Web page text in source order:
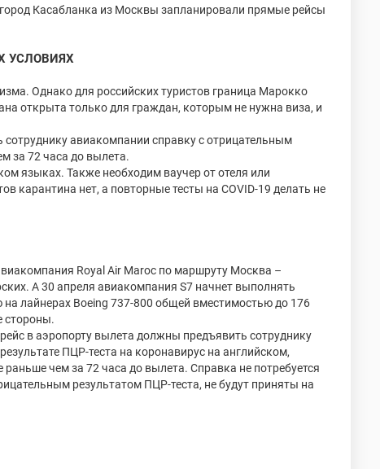
Касабланка из Москвы запланировали прямые рейсы
УСЛОВИЯХ
Однако для российских туристов граница Марокко
открыта только для граждан, которым не нужна виза, и
авиакомпании справку с отрицательным
за 72 часа до вылета.
языках. Также необходим ваучер от отеля или
карантина нет, а повторные тесты на COVID-19 делать не
Royal Air Maroc по маршруту Москва –
А 30 апреля авиакомпания S7 начнет выполнять
лайнерах Boeing 737-800 общей вместимостью до 176
стороны.
в аэропорту вылета должны предъявить сотруднику
ПЦР-теста на коронавирус на английском,
чем за 72 часа до вылета. Справка не потребуется
результатом ПЦР-теста, не будут приняты на